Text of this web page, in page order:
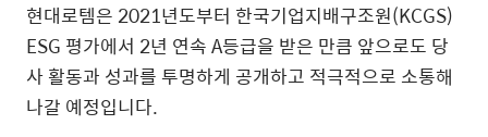
현대로템은 2021년도부터 한국기업지배구조원(KCGS)
ESG 평가에서 2년 연속A등급을 받은 만큼 앞으로도 당
사 활동과 성과를 투명하게 공개하고 적극적으로 소통해
나갈 예정입니다.